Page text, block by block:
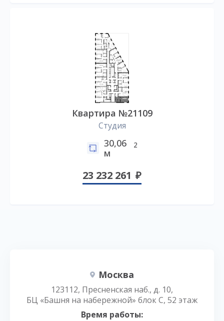
Квартира №21109
Студия
30,06
м
2
23 232 261
Москва
123112, Пресненская наб., д. 10,
БЦ «Башня на набережной» блок С, 52 этаж
Время работы: